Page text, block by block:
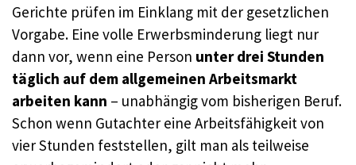
Gerichte prüfen im Einklang mit der gesetzlichen
Vorgabe. Eine volle Erwerbsminderung liegt nur
dann vor, wenn eine Person unter drei Stunden
täglich auf dem allgemeinen Arbeitsmarkt
arbeiten kann – unabhängig vom bisherigen Beruf.
Schon wenn Gutachter eine Arbeitsfähigkeit von
vier Stunden feststellen, gilt man als teilweise